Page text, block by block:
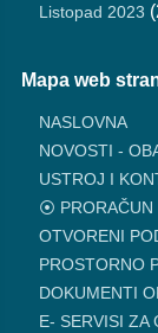
Listopad 2023
Mapa web
NASLOVNA
NOVOSTI -
USTROJ I
⦿ PRORAČUN
OTVORENI
PROSTORNO
DOKUMENTI
E- SERVISI ZA